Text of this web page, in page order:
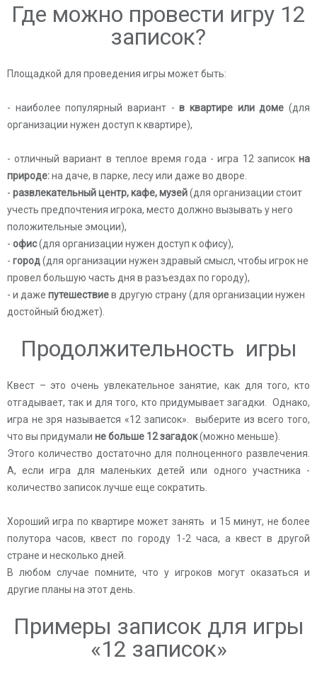
Где можно провести игру 12
записок?
Площадкой для проведения игры может быть:
- наиболее популярный вариант -в квартире или доме(для
организации нужен доступ к квартире),
- отличный вариант в теплое время года - игра 12 записок на
природе:на даче, в парке, лесу или даже во дворе.
- развлекательный центр, кафе, музей(для организации стоит
учесть предпочтения игрока, место должно вызывать у него
положительные эмоции),
- офис(для организации нужен доступ к офису),
- город(для организации нужен здравый смысл, чтобы игрок не
провел большую часть дня в разъездах по городу),
- и даже путешествиев другую страну (для организации нужен
достойный бюджет).
Продолжительность игры
Квест – это очень увлекательное занятие, как для того, кто
отгадывает, так и для того, кто придумывает загадки. Однако,
игра не зря называется «12 записок». выберите из всего того,
что вы придумали не больше 12 загадок(можно меньше).
Этого количество достаточно для полноценного развлечения.
А, если игра для маленьких детей или одного участника -
количество записок лучше еще сократить.
Хороший игра по квартире может занять и 15 минут, не более
полутора часов, квест по городу 1-2 часа, а квест в другой
стране и несколько дней.
В любом случае помните, что у игроков могут оказаться и
другие планы на этот день.
Примеры записок для игры
«12 записок»